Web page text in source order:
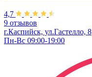
4,7
9 отзывов
г.Каспийск, ул.Гастелло, 8
Пн-Вс 09:00-19:00